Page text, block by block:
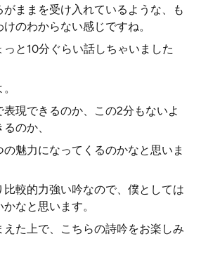
がままを受け入れているような、も
のわからない感じですね。
と10分ぐらい話しちゃいました
現できるのか、この2分もないよ
のか、
魅力になってくるのかなと思いま
較的力強い吟なので、僕としては
なと思います。
た上で、こちらの詩吟をお楽しみ